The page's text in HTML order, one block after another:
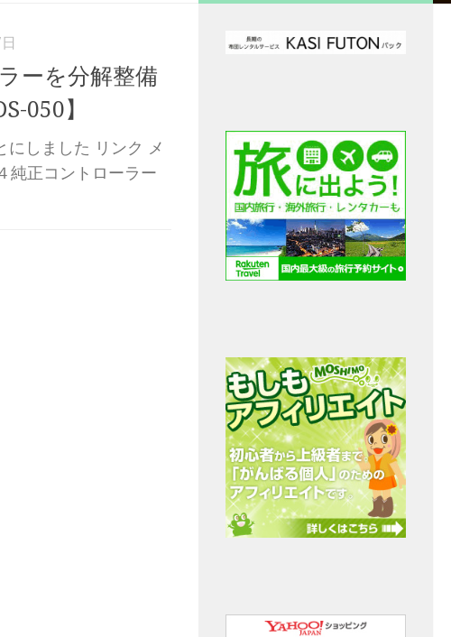
ーを分解整備
050】
にしました リンク メ
純正コントローラー